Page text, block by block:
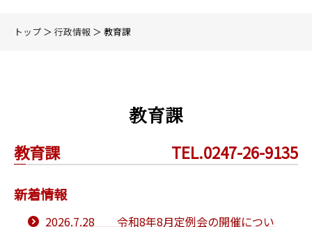
トップ ＞ 行政情報 ＞ 教育課
教育課
教育課 TEL.0247-26-9135
新着情報
2026.7.28 令和8年8月定例会の開催につい